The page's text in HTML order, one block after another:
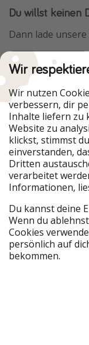
Du willst keinen
Dann lade
Urlaubspiraten
Unsere Märkte
PiratinViaggio
VakantiePiraten
VoyagesPirates
Urlaubspiraten
TravelPirates
HolidayPirates
Lerne uns
Über uns
Wir
Wir nutzen
verbessern, dir
Inhalte liefern zu
Website zu
klickst, stimmst
einverstanden,
Dritten
verarbeitet
Informationen,
Du kannst deine
Wenn du
Cookies
persönlich auf
bekommen.